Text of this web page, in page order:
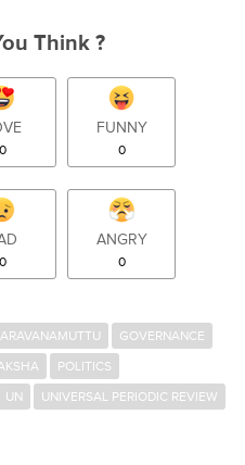
Think ?
0
FUNNY
0
0
ANGRY
0
GOVERNANCE
POLITICS
UN
UNIVERSAL PERIODIC REVIEW